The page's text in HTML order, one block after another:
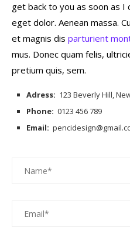
get back to you as soon as I
eget dolor. Aenean massa.
et magnis dis parturient
mus. Donec quam felis,
pretium quis, sem.
Adress: 123 Beverly Hill,
Phone: 0123 456 789
Email: